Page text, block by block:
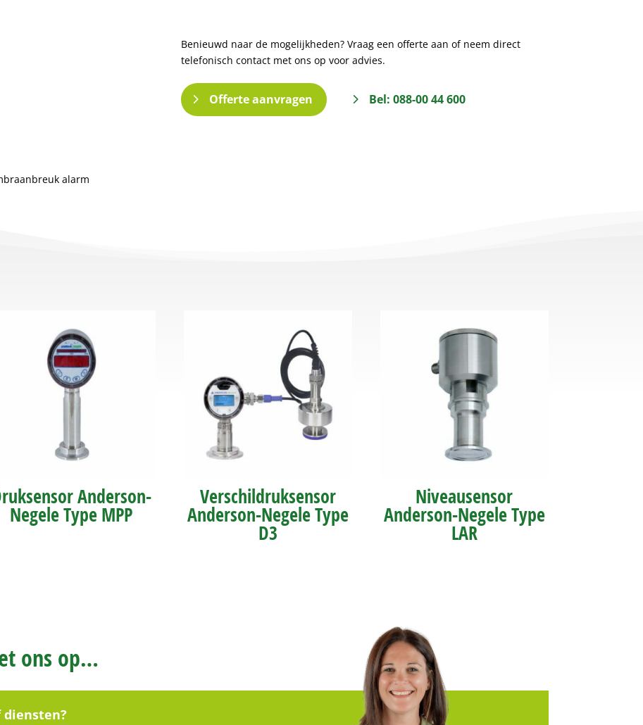
Benieuwd naar de mogelijkheden? Vraag een offerte aan of neem direct
telefonisch contact met ons op voor advies.
Offerte aanvragen Bel: 088-00 44 600
alarm
Anderson-
Negele Type MPP
Verschildruksensor
Anderson-Negele Type
D3
Niveausensor
Anderson-Negele Type
LAR
ons op…
diensten?